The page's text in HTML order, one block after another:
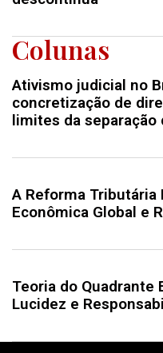
Colunas
Ativismo judicial no
concretização de
limites da separação
A Reforma Tributária
Econômica Global e
Teoria do Quadrante
Lucidez e